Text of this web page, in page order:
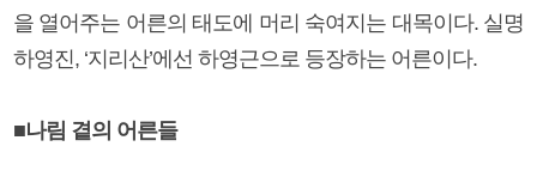
을 열어주는 어른의 태도에 머리 숙여지는 대목이다. 실명
하영진, ‘지리산’에선 하영근으로 등장하는 어른이다.
■나림 곁의 어른들